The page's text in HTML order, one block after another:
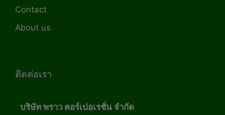
Contact
About us
ติดต่อเรา
บริษัท พราว คอร์เปอเรชั่น จำกัด